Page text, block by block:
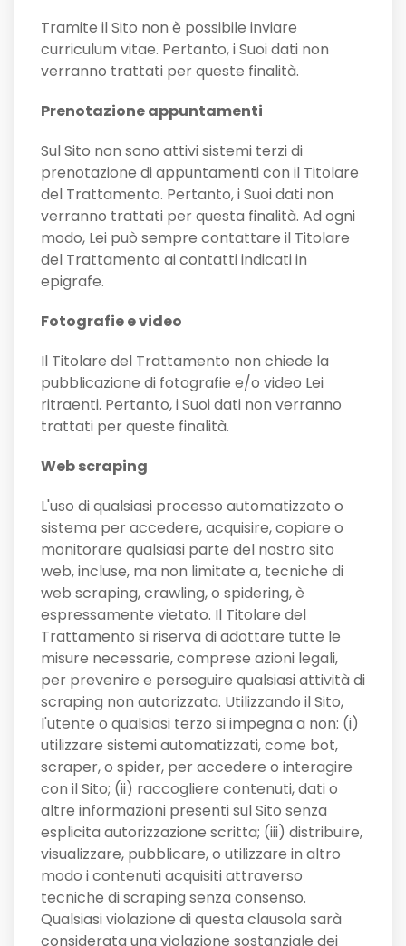
Tramite il Sito non è possibile inviare
curriculum vitae. Pertanto, i Suoi dati non
verranno trattati per queste finalità.
Prenotazione appuntamenti
Sul Sito non sono attivi sistemi terzi di
prenotazione di appuntamenti con il Titolare
del Trattamento. Pertanto, i Suoi dati non
verranno trattati per questa finalità. Ad ogni
modo, Lei può sempre contattare il Titolare
del Trattamento ai contatti indicati in
epigrafe.
Fotografie e video
Il Titolare del Trattamento non chiede la
pubblicazione di fotografie e/o video Lei
ritraenti. Pertanto, i Suoi dati non verranno
trattati per queste finalità.
Web scraping
L'uso di qualsiasi processo automatizzato o
sistema per accedere, acquisire, copiare o
monitorare qualsiasi parte del nostro sito
web, incluse, ma non limitate a, tecniche di
web scraping, crawling, o spidering, è
espressamente vietato. Il Titolare del
Trattamento si riserva di adottare tutte le
misure necessarie, comprese azioni legali,
per prevenire e perseguire qualsiasi attività di
scraping non autorizzata. Utilizzando il Sito,
l'utente o qualsiasi terzo si impegna a non: (i)
utilizzare sistemi automatizzati, come bot,
scraper, o spider, per accedere o interagire
con il Sito; (ii) raccogliere contenuti, dati o
altre informazioni presenti sul Sito senza
esplicita autorizzazione scritta; (iii) distribuire,
visualizzare, pubblicare, o utilizzare in altro
modo i contenuti acquisiti attraverso
tecniche di scraping senza consenso.
Qualsiasi violazione di questa clausola sarà
considerata una violazione sostanziale dei